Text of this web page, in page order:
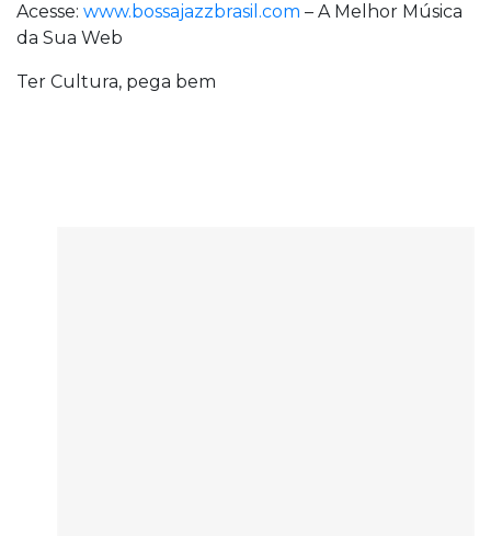
Acesse: www.bossajazzbrasil.com – A Melhor Música
da Sua Web
Ter Cultura, pega bem